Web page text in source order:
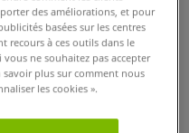
des améliorations, et pour
basées sur les centres
recours à ces outils dans le
ne souhaitez pas accepter
plus sur comment nous
les cookies ».